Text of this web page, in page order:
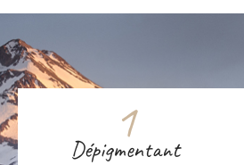
1
Dépigmentant